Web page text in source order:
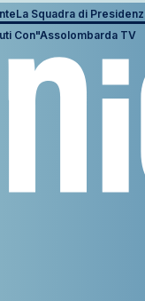
La Squadra di
Con"Assolombarda TV